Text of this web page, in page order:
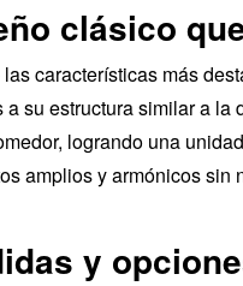
clásico
características más
a su estructura similar a
logrando una
amplios y armónicos sin
y